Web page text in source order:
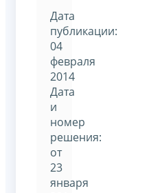
Дата
публикации:
04
февраля
2014
Дата
и
номер
решения:
от
23
января